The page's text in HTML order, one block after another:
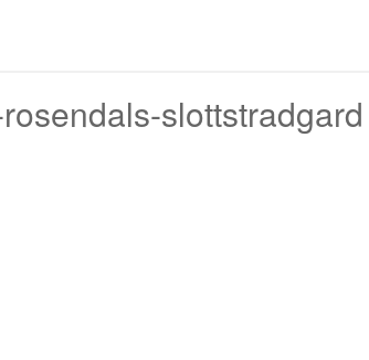
slottstradgard